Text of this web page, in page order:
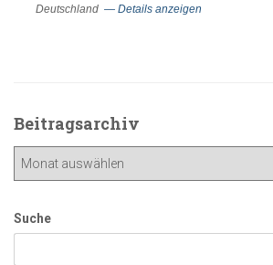
Deutschland — Details anzeigen
Beitragsarchiv
Beitragsarchiv
Suche